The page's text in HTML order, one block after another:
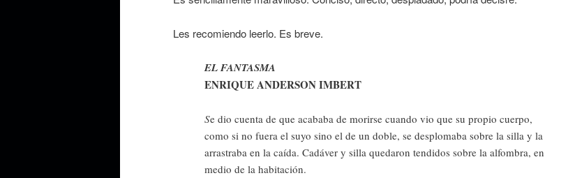
Les recomiendo leerlo. Es breve.
EL FANTASMA
ENRIQUE ANDERSON IMBERT
Se dio cuenta de que acababa de morirse cuando vio que su propio cuerpo,
como si no fuera el suyo sino el de un doble, se desplomaba sobre la silla y la
arrastraba en la caída. Cadáver y silla quedaron tendidos sobre la alfombra, en
medio de la habitación.